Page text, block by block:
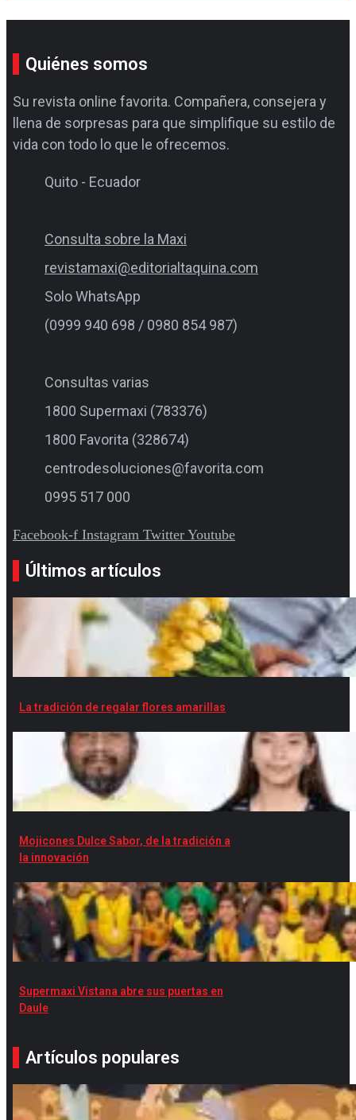
Quiénes somos
Su revista online favorita. Compañera, consejera y
llena de sorpresas para que simplifique su estilo de
vida con todo lo que le ofrecemos.
Quito - Ecuador
Consulta sobre la Maxi
revistamaxi@editorialtaquina.com
Solo WhatsApp
(0999 940 698 / 0980 854 987)
Consultas varias
1800 Supermaxi (783376)
1800 Favorita (328674)
centrodesoluciones@favorita.com
0995 517 000
Facebook-f Instagram Twitter Youtube
Últimos artículos
La tradición de regalar flores amarillas
Mojicones Dulce Sabor, de la tradición a
la innovación
Supermaxi Vistana abre sus puertas en
Daule
Artículos populares